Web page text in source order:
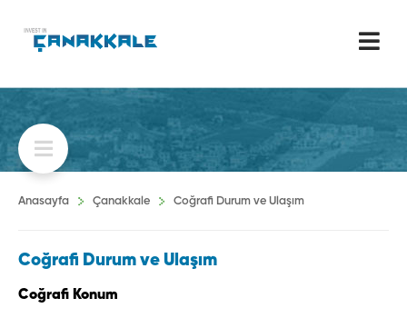
Anasayfa Çanakkale Coğrafi Durum ve Ulaşım
Coğrafi Durum ve Ulaşım
Coğrafi Konum